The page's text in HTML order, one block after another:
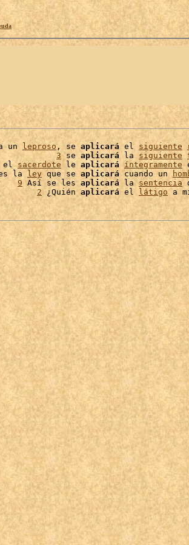
un leproso , se aplicará el siguiente
3 se aplicará la siguiente
el sacerdote le aplicará íntegramente
la ley que se aplicará cuando un
9 Así se les aplicará la sentencia
2 ¿Quién aplicará el látigo a